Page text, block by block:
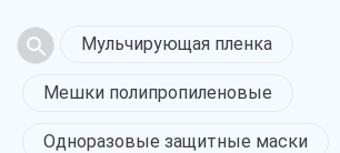
Мульчирующая пленка
Мешки полипропиленовые
Одноразовые защитные маски